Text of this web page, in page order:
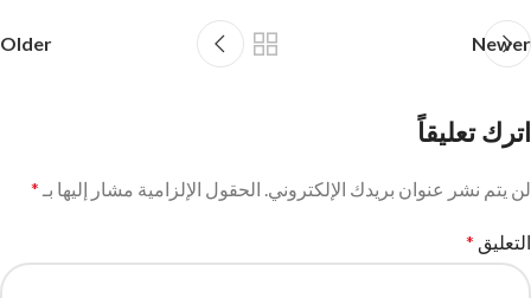
Newer
Older
اترك تعليقاً
لن يتم نشر عنوان بريدك الإلكتروني. الحقول الإلزامية مشار إليها بـ *
التعليق *